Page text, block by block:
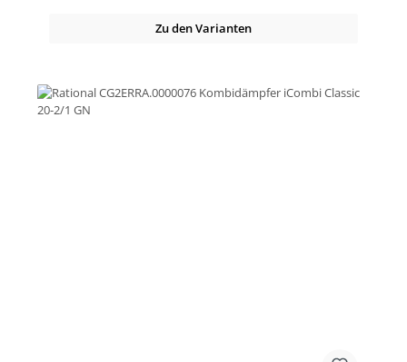
Zu den Varianten